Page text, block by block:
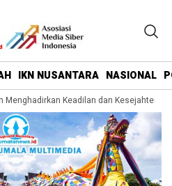
IKN NUSANTARA NASIONAL
Keadilan dan Kesejahteraan